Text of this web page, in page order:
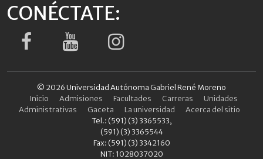
CONÉCTATE:
© 2026 Universidad Autónoma Gabriel René Moreno
Inicio
Admisiones Facultades Carreras
Unidades
Administrativas
Gaceta La universidad
Acerca del sitio
Tel.: (591) (3) 3365533,
(591) (3) 3365544
Fax: (591) (3) 3342160
NIT: 1028037020